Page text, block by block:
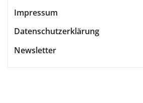
Impressum
Datenschutzerklärung
Newsletter